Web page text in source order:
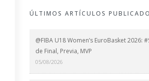
ÚLTIMOS ARTÍCULOS
@FIBA U18 Women’s EuroBasket 2026:
de Final, Previa, MVP
05/08/2026